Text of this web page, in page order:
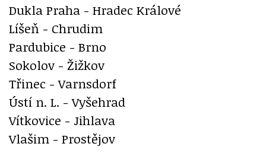
Dukla Praha - Hradec Králové
Líšeň - Chrudim
Pardubice - Brno
Sokolov - Žižkov
Třinec - Varnsdorf
Ústí n. L. - Vyšehrad
Vítkovice - Jihlava
Vlašim - Prostějov